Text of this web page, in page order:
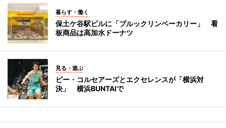
暮らす・働く
保土ケ谷駅ビルに「ブルックリンベーカリー」 看
板商品は高加水ドーナツ
見る・遊ぶ
ビー・コルセアーズとエクセレンスが「横浜対
決」 横浜BUNTAIで